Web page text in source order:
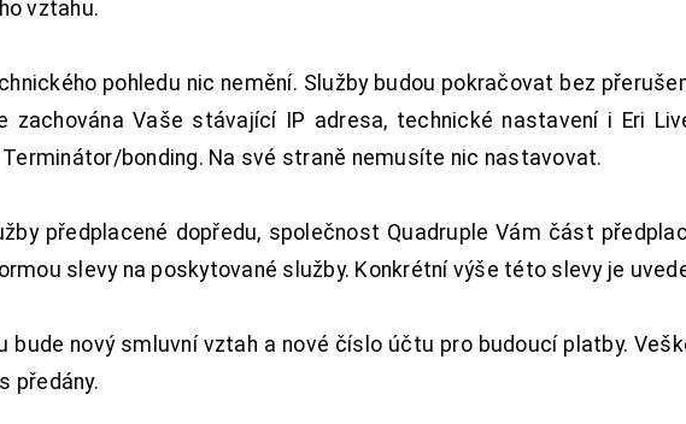
vztahu.
pohledu nic nemění. Služby budou pokračovat bez
zachována Vaše stávající IP adresa, technické nastavení i Eri
bonding. Na své straně nemusíte nic nastavovat.
předplacené dopředu, společnost Quadruple Vám část
slevy na poskytované služby. Konkrétní výše této slevy je
bude nový smluvní vztah a nové číslo účtu pro budoucí platby.
předány.